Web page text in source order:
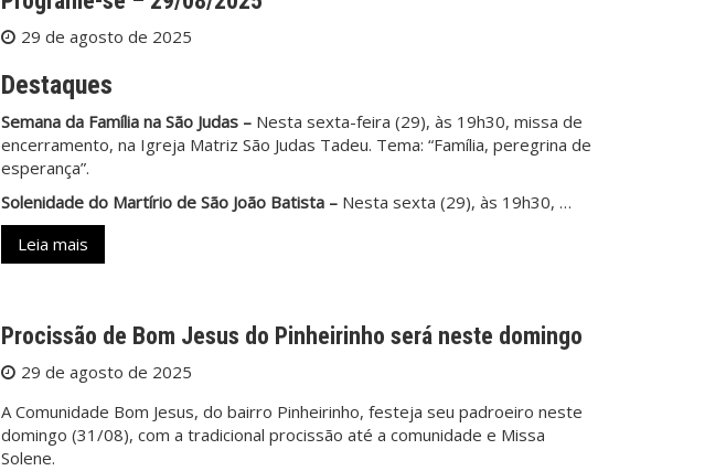
29 de agosto de 2025
Destaques
Semana da Família na São Judas – Nesta sexta-feira (29), às 19h30, missa de
encerramento, na Igreja Matriz São Judas Tadeu. Tema: “Família, peregrina de
esperança”.
Solenidade do Martírio de São João Batista – Nesta sexta (29), às 19h30, …
Leia mais
Procissão de Bom Jesus do Pinheirinho será neste domingo
29 de agosto de 2025
A Comunidade Bom Jesus, do bairro Pinheirinho, festeja seu padroeiro neste
domingo (31/08), com a tradicional procissão até a comunidade e Missa
Solene.